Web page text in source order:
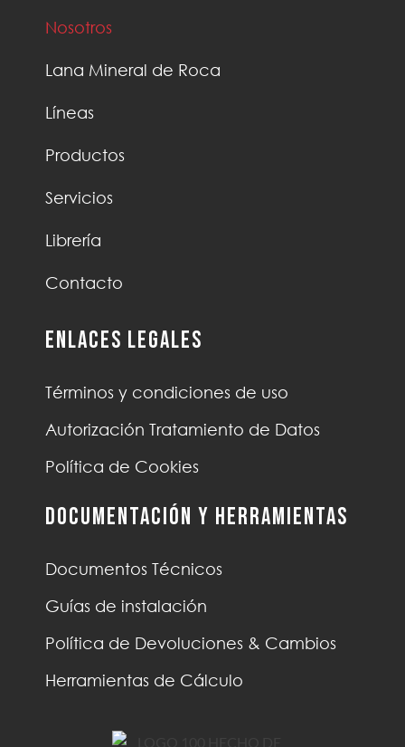
Nosotros
Lana Mineral de Roca
Líneas
Productos
Servicios
Librería
Contacto
Enlaces Legales
Términos y condiciones de uso
Autorización Tratamiento de Datos
Política de Cookies
Documentación y Herramientas
Documentos Técnicos
Guías de instalación
Política de Devoluciones & Cambios
Herramientas de Cálculo